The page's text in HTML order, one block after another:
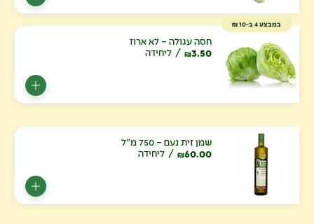
במבצע 4 ב-10 ₪
חסה עגולה – לא ארוז
₪3.50 ליחידה
שמן זית נעם – 750 מ"ל
₪60.00 ליחידה